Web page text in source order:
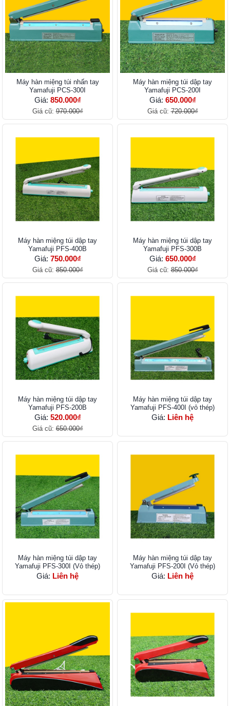
Máy hàn miệng túi nhấn tay
Yamafuji PCS-300I
Giá: 850.000₫
Giá cũ:970.000₫
Máy hàn miệng túi dập tay
Yamafuji PCS-200I
Giá: 650.000₫
Giá cũ:720.000₫
Máy hàn miệng túi dập tay
Yamafuji PFS-400B
Giá: 750.000₫
Giá cũ:850.000₫
Máy hàn miệng túi dập tay
Yamafuji PFS-300B
Giá: 650.000₫
Giá cũ:850.000₫
Máy hàn miệng túi dập tay
Yamafuji PFS-200B
Giá: 520.000₫
Giá cũ:650.000₫
Máy hàn miệng túi dập tay
Yamafuji PFS-400I (vỏ thép)
Giá: Liên hệ
Máy hàn miệng túi dập tay
Yamafuji PFS-300I (Vỏ thép)
Giá: Liên hệ
Máy hàn miệng túi dập tay
Yamafuji PFS-200I (Vỏ thép)
Giá: Liên hệ